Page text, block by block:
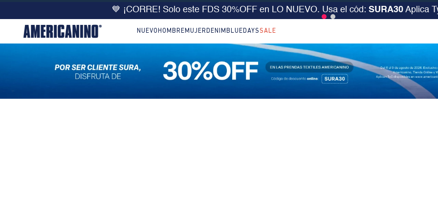
💙 ¡CORRE! Solo este FDS 30%OFF en LO NUEVO. Usa el cód: SURA30 Aplica
NUEVO HOMBRE MUJER DENIM BLUEDAYSSALE